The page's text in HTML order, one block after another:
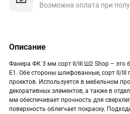
Возможна оплата при
Описание
Фанера ФК 3 мм сорт II/III Ш2 Shop – это
Е1. Обе стороны шлифованные, сорт II/III
проектов. Используется в мебельном
декоративных элементов, а также в
мм обеспечивает прочность для
поверхность облегчает покраску.